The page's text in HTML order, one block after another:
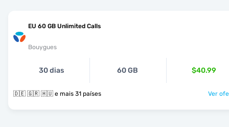
EU 60 GB Unlimited Calls
Bouygues
30 dias 60 GB $40.99
🇩🇪 🇬🇷 🇭🇺 e mais 31 países Ver